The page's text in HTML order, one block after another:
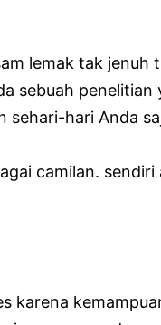
lemak tak jenuh
sebuah penelitian
sehari-hari Anda
camilan. sendiri
karena